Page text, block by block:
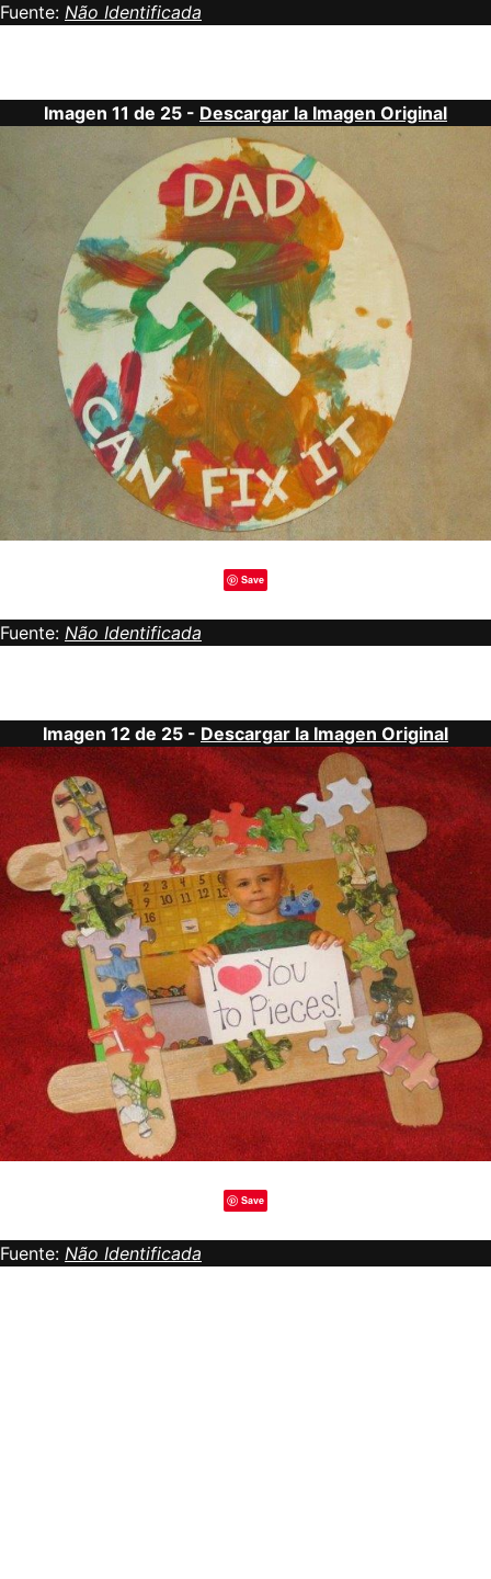
Fuente: Não Identificada
Imagen 11 de 25 - Descargar la Imagen Original
Save
Fuente: Não Identificada
Imagen 12 de 25 - Descargar la Imagen Original
Save
Fuente: Não Identificada